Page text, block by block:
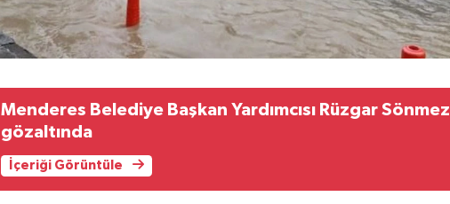
Menderes Belediye Başkan Yardımcısı Rüzgar Sönmez
gözaltında
İçeriği Görüntüle